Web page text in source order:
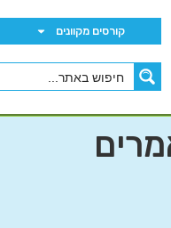
קורסים מקוונים